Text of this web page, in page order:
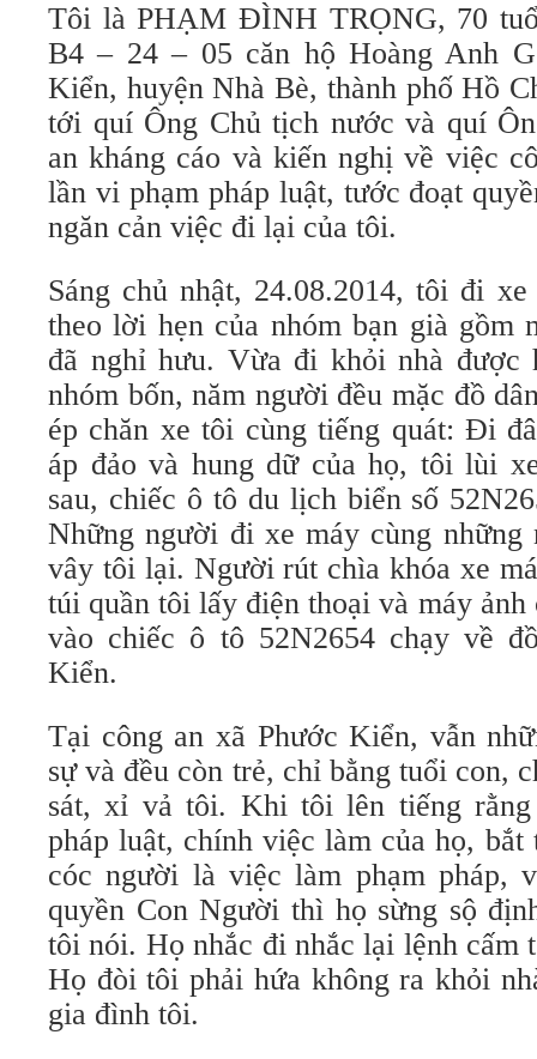
Tôi là PHẠM ĐÌNH TRỌNG, 70
B4 – 24 – 05 căn hộ Hoàng Anh
Kiển, huyện Nhà Bè, thành phố Hồ
tới quí Ông Chủ tịch nước và quí
an kháng cáo và kiến nghị về việc
lần vi phạm pháp luật, tước đoạt
ngăn cản việc đi lại của tôi.
Sáng chủ nhật, 24.08.2014, tôi đi
theo lời hẹn của nhóm bạn già gồm
đã nghỉ hưu. Vừa đi khỏi nhà được
nhóm bốn, năm người đều mặc đồ
ép chăn xe tôi cùng tiếng quát: Đi
áp đảo và hung dữ của họ, tôi lùi
sau, chiếc ô tô du lịch biển số
Những người đi xe máy cùng
vây tôi lại. Người rút chìa khóa xe
túi quần tôi lấy điện thoại và máy
vào chiếc ô tô 52N2654 chạy về
Kiển.
Tại công an xã Phước Kiển, vẫn
sự và đều còn trẻ, chỉ bằng tuổi con,
sát, xỉ vả tôi. Khi tôi lên tiếng
pháp luật, chính việc làm của họ,
cóc người là việc làm phạm pháp,
quyền Con Người thì họ sừng sộ
tôi nói. Họ nhắc đi nhắc lại lệnh cấm
Họ đòi tôi phải hứa không ra khỏi
gia đình tôi.